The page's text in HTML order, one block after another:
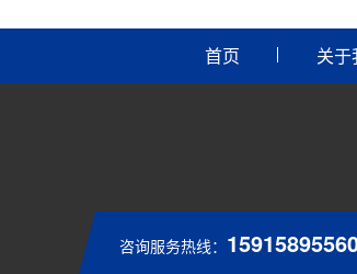
首页 关于
咨询服务热线：